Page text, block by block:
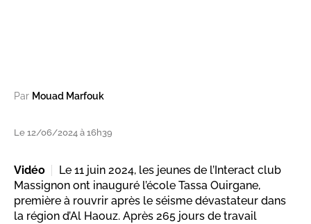
Par Mouad Marfouk
Le 12/06/2024 à 16h39
Vidéo
Le 11 juin 2024, les jeunes de l’Interact club
Massignon ont inauguré l’école Tassa Ouirgane,
première à rouvrir après le séisme dévastateur dans
la région d’Al Haouz. Après 265 jours de travail